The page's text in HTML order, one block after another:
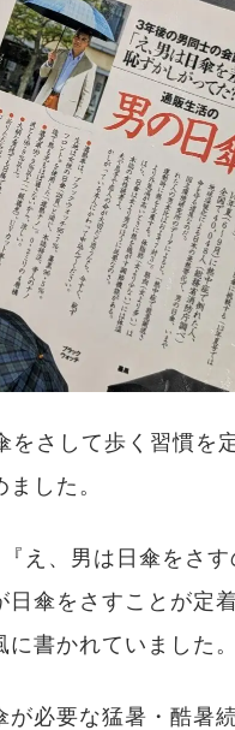
をさして歩く習慣を
した。
え、男は日傘をさ
傘をさすことが定
書かれていました。
必要な猛暑・酷暑